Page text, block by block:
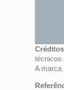
técnicos
A marca